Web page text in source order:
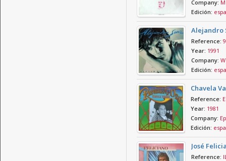
Company:
Edición:
Alejandro
Reference:
Year: 1991
Company:
Edición:
Chavela
Reference:
Year: 1981
Company:
Edición:
José
Reference: